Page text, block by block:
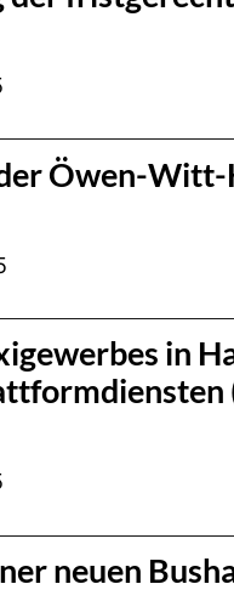
Öwen-
in
neuen